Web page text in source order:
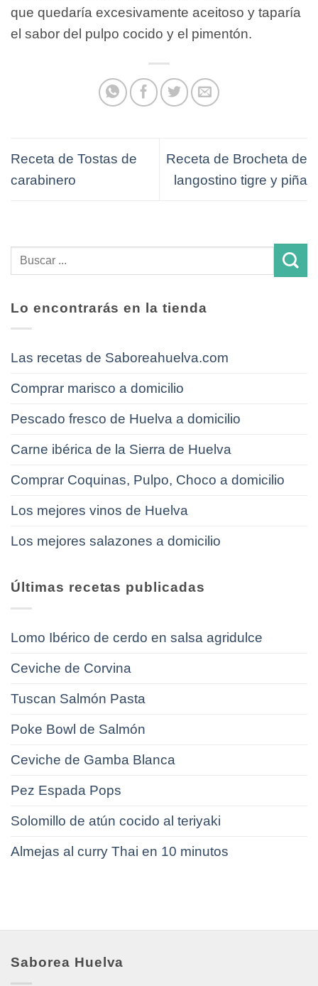
que quedaría excesivamente aceitoso y taparía
el sabor del pulpo cocido y el pimentón.
Receta de Tostas de
carabinero
Receta de Brocheta de
langostino tigre y piña
Lo encontrarás en la tienda
Las recetas de Saboreahuelva.com
Comprar marisco a domicilio
Pescado fresco de Huelva a domicilio
Carne ibérica de la Sierra de Huelva
Comprar Coquinas, Pulpo, Choco a domicilio
Los mejores vinos de Huelva
Los mejores salazones a domicilio
Últimas recetas publicadas
Lomo Ibérico de cerdo en salsa agridulce
Ceviche de Corvina
Tuscan Salmón Pasta
Poke Bowl de Salmón
Ceviche de Gamba Blanca
Pez Espada Pops
Solomillo de atún cocido al teriyaki
Almejas al curry Thai en 10 minutos
Saborea Huelva